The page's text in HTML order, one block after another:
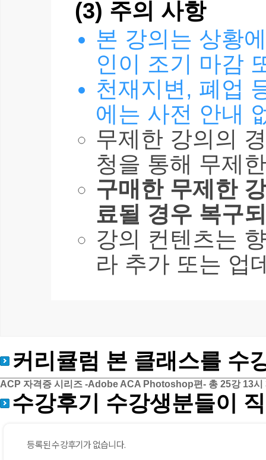
(3) 주의 사항
본 강의는 상황
인이 조기 마감
천재지변, 폐업
에는 사전 안내
무제한 강의의
청을 통해 무제
구매한 무제한
료될 경우 복구
강의 컨텐츠는
라 추가 또는 업
커리큘럼 본 클래스를 수
ACP 자격증 시리즈 -Adobe ACA Photoshop편- 총 25강 13시
수강후기 수강생분들이